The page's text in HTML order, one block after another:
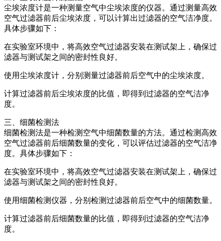
尘埃浓度计是一种测量空气中尘埃浓度的仪器。通过测量高效
空气过滤器前后尘埃浓度，可以计算出过滤器的空气洁净度。
具体步骤如下：
在实验室环境中，将高效空气过滤器安装在测试架上，确保过
滤器与测试架之间的密封性良好。
使用尘埃浓度计，分别测量过滤器前后空气中的尘埃浓度。
计算过滤器前后尘埃浓度的比值，即得到过滤器的空气洁净
度。
三、细菌检测法
细菌检测法是一种检测空气中细菌数量的方法。通过检测高效
空气过滤器前后细菌数量的变化，可以评估过滤器的空气洁净
度。具体步骤如下：
在实验室环境中，将高效空气过滤器安装在测试架上，确保过
滤器与测试架之间的密封性良好。
使用细菌检测仪器，分别检测过滤器前后空气中的细菌数量。
计算过滤器前后细菌数量的比值，即得到过滤器的空气洁净
度。